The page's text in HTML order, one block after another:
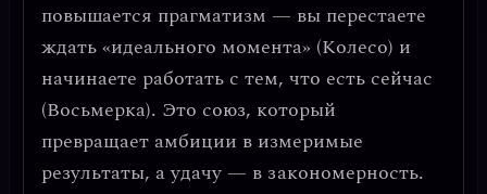
повышается прагматизм — вы перестаете
ждать «идеального момента» (Колесо) и
начинаете работать с тем, что есть сейчас
(Восьмерка). Это союз, который
превращает амбиции в измеримые
результаты, а удачу — в закономерность.